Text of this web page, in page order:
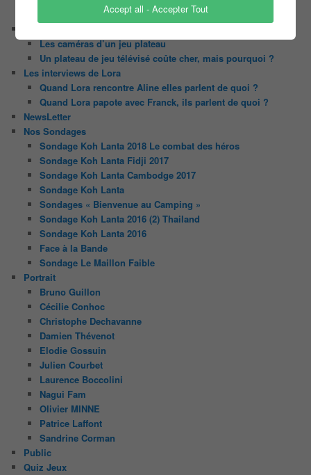
Serge le candidat qui a peur du noir.
Les caméras d’un jeu plateau
Un plateau de jeu télévisé coûte cher, mais pourquoi ?
Les interviews de Lora
Quand Lora rencontre Aline elles parlent de quoi ?
Quand Lora papote avec Franck, ils parlent de quoi ?
NewsLetter
Nos Sondages
Sondage Koh Lanta 2018 Le combat des héros
Sondage Koh Lanta Fidji 2017
Sondage Koh Lanta Cambodge 2017
Sondage Koh Lanta
Sondages « Bienvenue au Camping »
Sondage Koh Lanta 2016 (2) Thailand
Sondage Koh Lanta 2016
Face à la Bande
Sondage Le Maillon Faible
Portrait
Bruno Guillon
Cécilie Conhoc
Christophe Dechavanne
Damien Thévenot
Elodie Gossuin
Julien Courbet
Laurence Boccolini
Nagui Fam
Olivier MINNE
Patrice Laffont
Sandrine Corman
Public
Quiz Jeux
Accept all - Accepter Tout